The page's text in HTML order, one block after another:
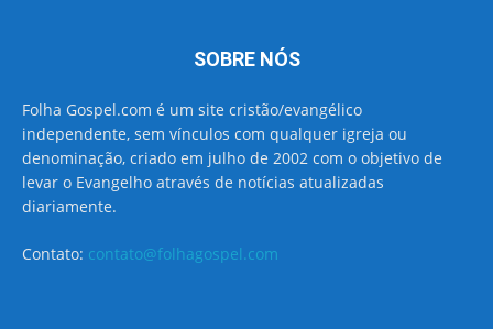
SOBRE NÓS
Folha Gospel.com é um site cristão/evangélico
independente, sem vínculos com qualquer igreja ou
denominação, criado em julho de 2002 com o objetivo de
levar o Evangelho através de notícias atualizadas
diariamente.
Contato: contato@folhagospel.com